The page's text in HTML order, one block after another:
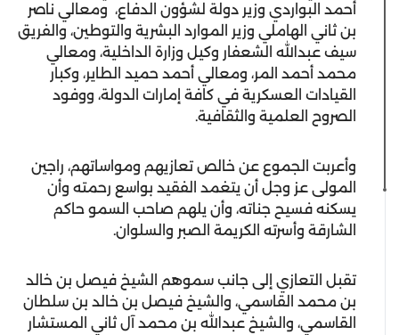
أحمد البواردي وزير دولة لشؤون الدفاع، ومعالي ناصر
بن ثاني الهاملي وزير الموارد البشرية والتوطين، والفريق
سيف عبدالله الشعفار وكيل وزارة الداخلية، ومعالي
محمد أحمد المر، ومعالي أحمد حميد الطاير، وكبار
القيادات العسكرية في كافة إمارات الدولة، ووفود
الصروح العلمية والثقافية.
وأعربت الجموع عن خالص تعازيهم ومواساتهم، راجين
المولى عز وجل أن يتغمد الفقيد بواسع رحمته وأن
يسكنه فسيح جناته، وأن يلهم صاحب السمو حاكم
الشارقة وأسرته الكريمة الصبر والسلوان.
تقبل التعازي إلى جانب سموهم الشيخ فيصل بن خالد
بن محمد القاسمي، والشيخ فيصل بن خالد بن سلطان
القاسمي، والشيخ عبدالله بن محمد آل ثاني المستشار